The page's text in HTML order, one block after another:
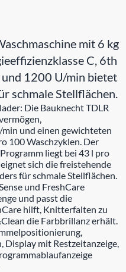
mit 6 kg
C, 6th
und 1200 U/min bietet
schmale Stellflächen.
Die Bauknecht TDLR
und einen gewichteten
100 Waschzyklen. Der
liegt bei 43 l pro
sich die freistehende
für schmale Stellflächen.
und FreshCare
und passt die
hilft, Knitterfalten zu
die Farbbrillanz erhält.
Display mit Restzeitanzeige,